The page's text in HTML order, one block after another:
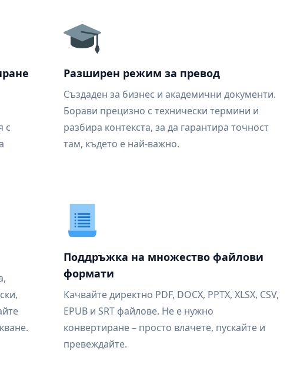
с
Разширен режим за превод
Създаден за бизнес и академични документи.
Борави прецизно с технически термини и
разбира контекста, за да гарантира точност
там, където е най-важно.
Поддръжка на множество файлови
формати
Качвайте директно PDF, DOCX, PPTX, XLSX, CSV,
EPUB и SRT файлове. Не е нужно
конвертиране – просто влачете, пускайте и
превеждайте.